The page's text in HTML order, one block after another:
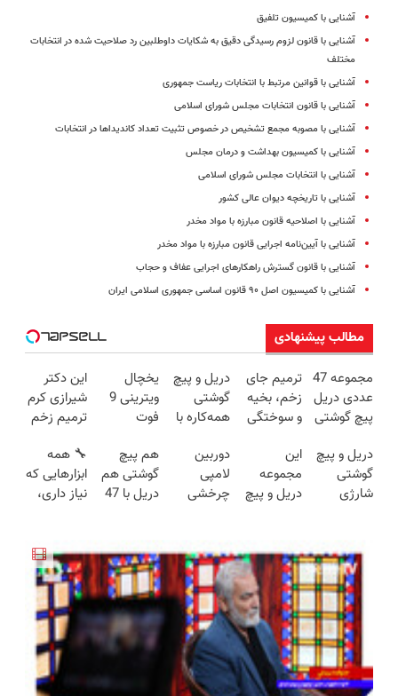
آشنایی با کمیسیون تلفیق
آشنایی با قانون لزوم رسیدگی دقیق به شکایات داوطلبین رد صلاحیت شده در انتخابات
مختلف
آشنایی با قوانین مرتبط با انتخابات ریاست جمهوری
آشنایی با قانون انتخابات مجلس شورای اسلامی
آشنایی با مصوبه مجمع تشخیص در خصوص تثبیت تعداد کاندیداها در انتخابات
آشنایی با کمیسیون بهداشت و درمان مجلس
آشنایی با انتخابات مجلس شورای اسلامی
آشنایی با تاریخچه دیوان عالی کشور
آشنایی با اصلاحیه قانون مبارزه با مواد مخدر
آشنایی با آیین‌نامه اجرایی قانون مبارزه با مواد مخدر
آشنایی با قانون گسترش راهکارهای اجرایی عفاف و حجاب
آشنایی با کمیسیون اصل ۹۰ قانون اساسی جمهوری اسلامی ایران
مطالب پیشنهادی
مجموعه 47
عددی دریل
پیچ گوشتی
(تخفیف به
مدت
محدود)
ترمیم جای
زخم، بخیه
و سوختگی
هفته!!😍
دریل و پیچ
گوشتی
همه‌کاره با
هوشمند ⚙️
(نصف
قیمت بازار
یخچال
ویترینی 9
فوت
(جدید)
این دکتر
شیرازی کرم
ترمیم زخم
ساخت!!!
دریل و پیچ
گوشتی
شارژی
سرعت ⚡
(همراه با
متعلقات)
این
مجموعه
دریل و پیچ
نصف قیمت
بخر!😉
دوربین
لامپی
چرخشی
حراج شد🔥
پرداخت
درب منزل
هم پیچ
گوشتی هم
دریل با 47
تخفیف داره
بخرش!🔥
🔧 همه
ابزارهایی که
نیاز داری،
تخفیف به
مدت
محدود